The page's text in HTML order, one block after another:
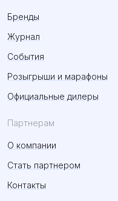
Бренды
Журнал
События
Розыгрыши и марафоны
Официальные дилеры
Партнерам
О компании
Стать партнером
Контакты